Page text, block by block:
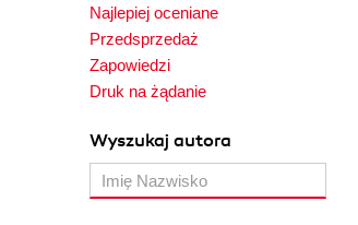
Najlepiej oceniane
Przedsprzedaż
Zapowiedzi
Druk na żądanie
Wyszukaj autora